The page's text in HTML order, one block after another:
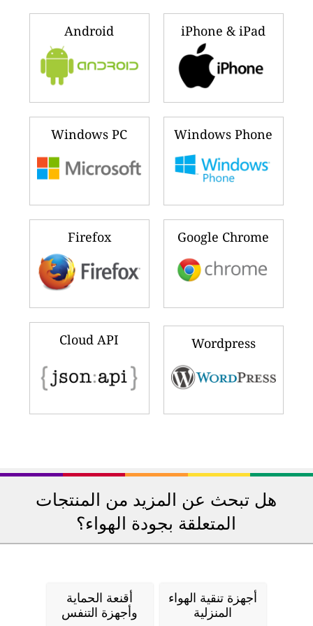
iPhone & iPad
Android
Windows Phone
Windows PC
Google Chrome
Firefox
Wordpress
Cloud API
هل تبحث عن المزيد من المنتجات
المتعلقة بجودة الهواء؟
أجهزة تنقية الهواء
المنزلية
أقنعة الحماية
وأجهزة التنفس